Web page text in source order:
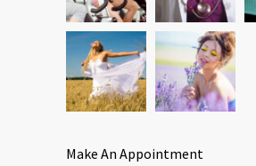
Make An Appointment